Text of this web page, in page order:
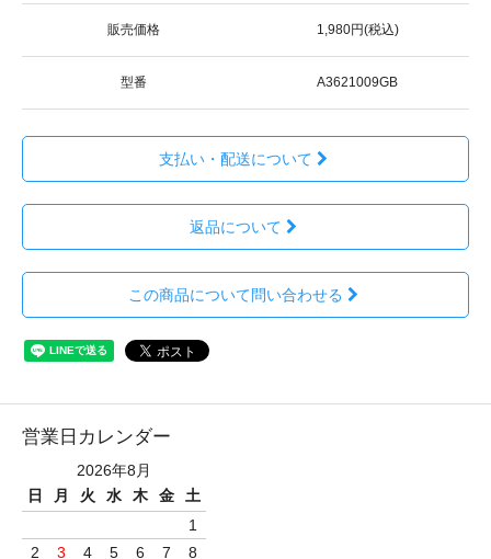
販売価格 1,980円(税込)
型番 A3621009GB
支払い・配送について
返品について
この商品について問い合わせる
営業日カレンダー
2026年8月
日
月 火 水 木 金
土
1
2
3 4 5 6 7
8